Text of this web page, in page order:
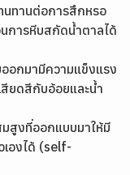
นทานต่อการสึกหรอ
การหีบสกัดน้ำตาลได้
ออกมามีความแข็งแรง
ยดสีกับอ้อยและน้ำ
มสูงที่ออกแบบมาให้มี
องได้ (self-